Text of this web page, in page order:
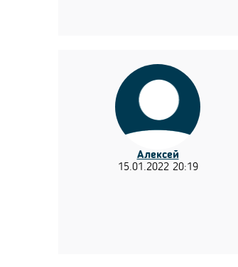
Алексей
15.01.2022 20:19